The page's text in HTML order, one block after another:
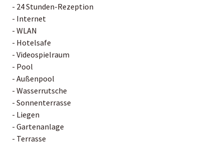
- 24 Stunden-Rezeption
- Internet
- WLAN
- Hotelsafe
- Videospielraum
- Pool
- Außenpool
- Wasserrutsche
- Sonnenterrasse
- Liegen
- Gartenanlage
- Terrasse